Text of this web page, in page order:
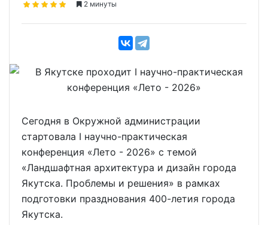
2 минуты
Сегодня в Окружной администрации
стартовала I научно-практическая
конференция «Лето - 2026» с темой
«Ландшафтная архитектура и дизайн города
Якутска. Проблемы и решения» в рамках
подготовки празднования 400-летия города
Якутска.